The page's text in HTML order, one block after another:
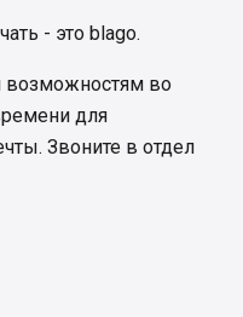
- это blago.
возможностям во
для
Звоните в отдел